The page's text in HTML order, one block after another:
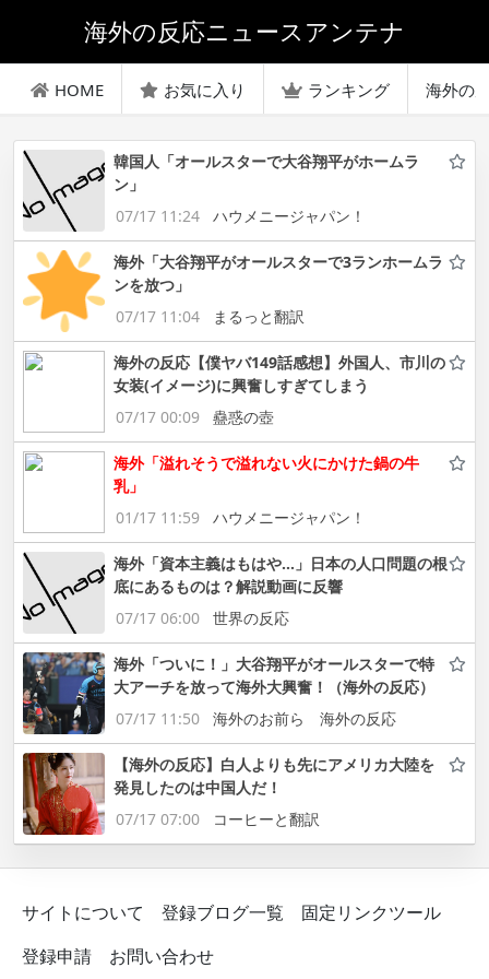
海外の反応ニュースアンテナ
HOME お気に入り ランキング 海外の
韓国人「オールスターで大谷翔平がホームラ
ン」
07/17 11:24
ハウメニージャパン！
海外「大谷翔平がオールスターで3ランホームラ
ンを放つ」
07/17 11:04
まるっと翻訳
海外の反応【僕ヤバ149話感想】外国人、市川の
女装(イメージ)に興奮しすぎてしまう
07/17 00:09
蠱惑の壺
海外「溢れそうで溢れない火にかけた鍋の牛
乳」
01/17 11:59
ハウメニージャパン！
海外「資本主義はもはや…」日本の人口問題の根
底にあるものは？解説動画に反響
07/17 06:00
世界の反応
海外「ついに！」大谷翔平がオールスターで特
大アーチを放って海外大興奮！（海外の反応）
07/17 11:50
海外のお前ら 海外の反応
【海外の反応】白人よりも先にアメリカ大陸を
発見したのは中国人だ！
07/17 07:00
コーヒーと翻訳
サイトについて 登録ブログ一覧
固定リンクツール
登録申請
お問い合わせ